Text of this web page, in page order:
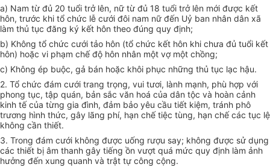
a) Nam từ đủ 20 tuổi trở lên, nữ từ đủ 18 tuổi trở lên mới được kết
hôn, trước khi tổ chức lễ cưới đôi nam nữ đến Uỷ ban nhân dân xã
làm thủ tục đăng ký kết hôn theo đúng quy định;
b) Không tổ chức cưới tảo hôn (tổ chức kết hôn khi chưa đủ tuổi kết
hôn) hoặc vi phạm chế độ hôn nhân một vợ một chồng;
c) Không ép buộc, gả bán hoặc khôi phục những thủ tục lạc hậu.
2. Tổ chức đám cưới trang trọng, vui tươi, lành mạnh, phù hợp với
phong tục, tập quán, bản sắc văn hoá của dân tộc và hoàn cảnh
kinh tế của từng gia đình, đảm bảo yêu cầu tiết kiệm, tránh phô
trương hình thức, gây lãng phí, hạn chế tiệc tùng, hạn chế các tục lệ
không cần thiết.
3. Trong đám cưới không được uống rượu say; không được sử dụng
các thiết bị âm thanh gây tiếng ồn vượt quá mức quy định làm ảnh
hưởng đến xung quanh và trật tự công cộng.